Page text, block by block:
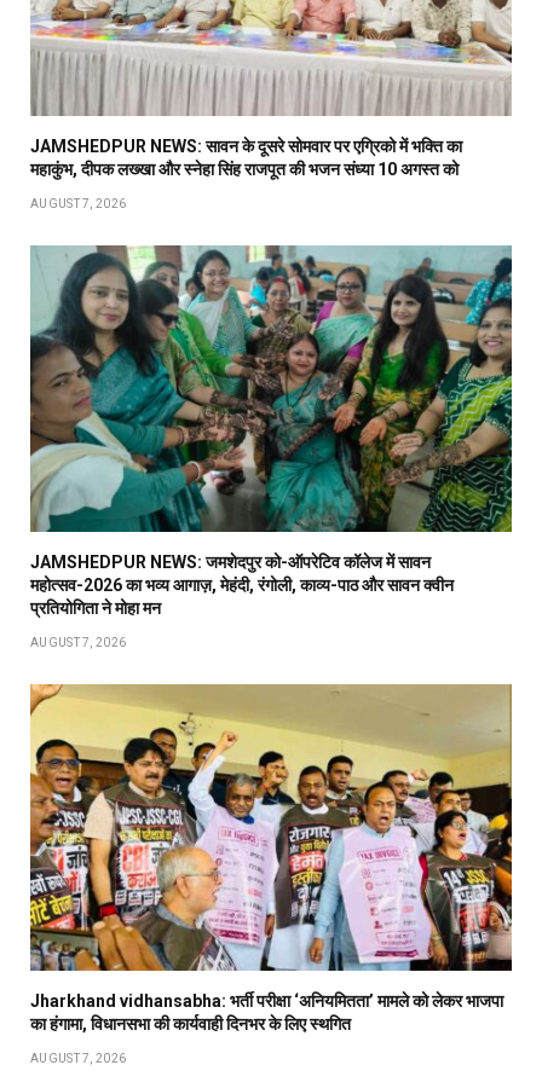
JAMSHEDPUR NEWS: सावन के दूसरे सोमवार पर एग्रिको में भक्ति का
महाकुंभ, दीपक लख्खा और स्नेहा सिंह राजपूत की भजन संध्या 10 अगस्त को
AUGUST 7, 2026
JAMSHEDPUR NEWS: जमशेदपुर को-ऑपरेटिव कॉलेज में सावन
महोत्सव-2026 का भव्य आगाज़, मेहंदी, रंगोली, काव्य-पाठ और सावन क्वीन
प्रतियोगिता ने मोहा मन
AUGUST 7, 2026
Jharkhand vidhansabha: भर्ती परीक्षा ‘अनियमितता’ मामले को लेकर भाजपा
का हंगामा, विधानसभा की कार्यवाही दिनभर के लिए स्थगित
AUGUST 7, 2026